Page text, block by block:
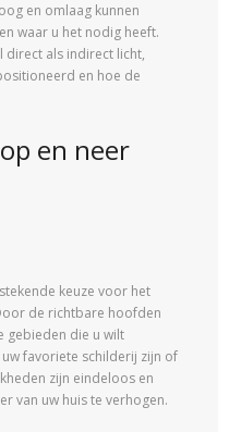
en omlaag kunnen
waar u het nodig heeft.
direct als indirect licht,
en hoe de
en neer
keuze voor het
de richtbare hoofden
gebieden die u wilt
favoriete schilderij zijn of
zijn eindeloos en
van uw huis te verhogen.